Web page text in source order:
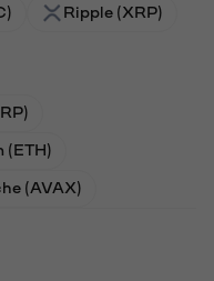
Ripple (XRP)
(ETH)
(AVAX)